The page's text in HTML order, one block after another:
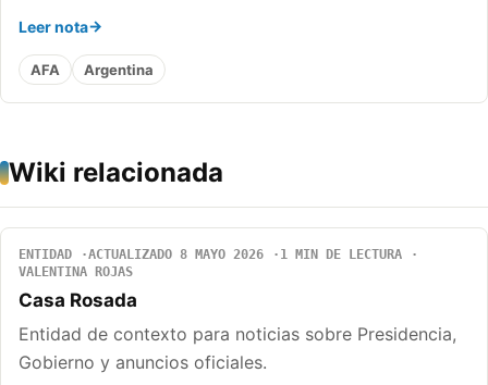
Leer nota
AFA Argentina
Wiki relacionada
ENTIDAD ACTUALIZADO 8 MAYO 2026
1 MIN DE LECTURA
VALENTINA ROJAS
Casa Rosada
Entidad de contexto para noticias sobre Presidencia,
Gobierno y anuncios oficiales.